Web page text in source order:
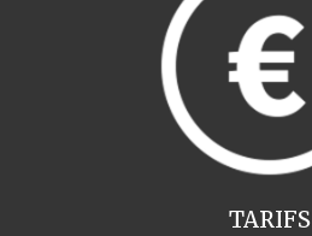
TARIFS